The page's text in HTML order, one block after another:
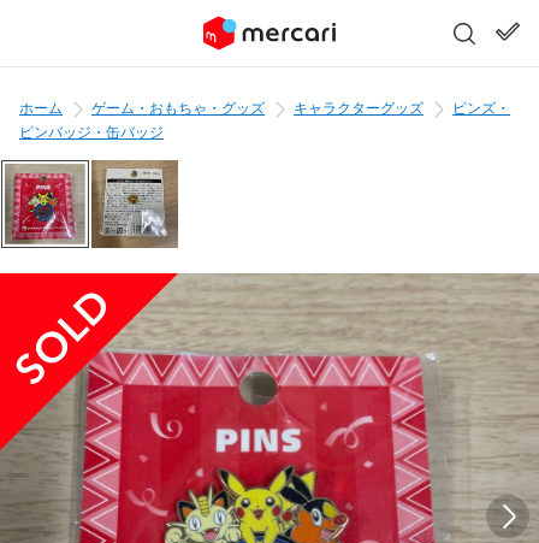
ホーム ゲーム・おもちゃ・グッズ キャラクターグッズ
ピンズ・
ピンバッジ・缶バッジ